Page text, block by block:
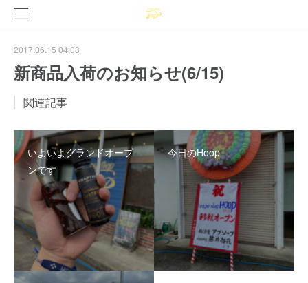
2017.06.15 04:03
新商品入荷のお知らせ(6/15)
関連記事
いよいよグランドオープ
ンです
今日のHoop